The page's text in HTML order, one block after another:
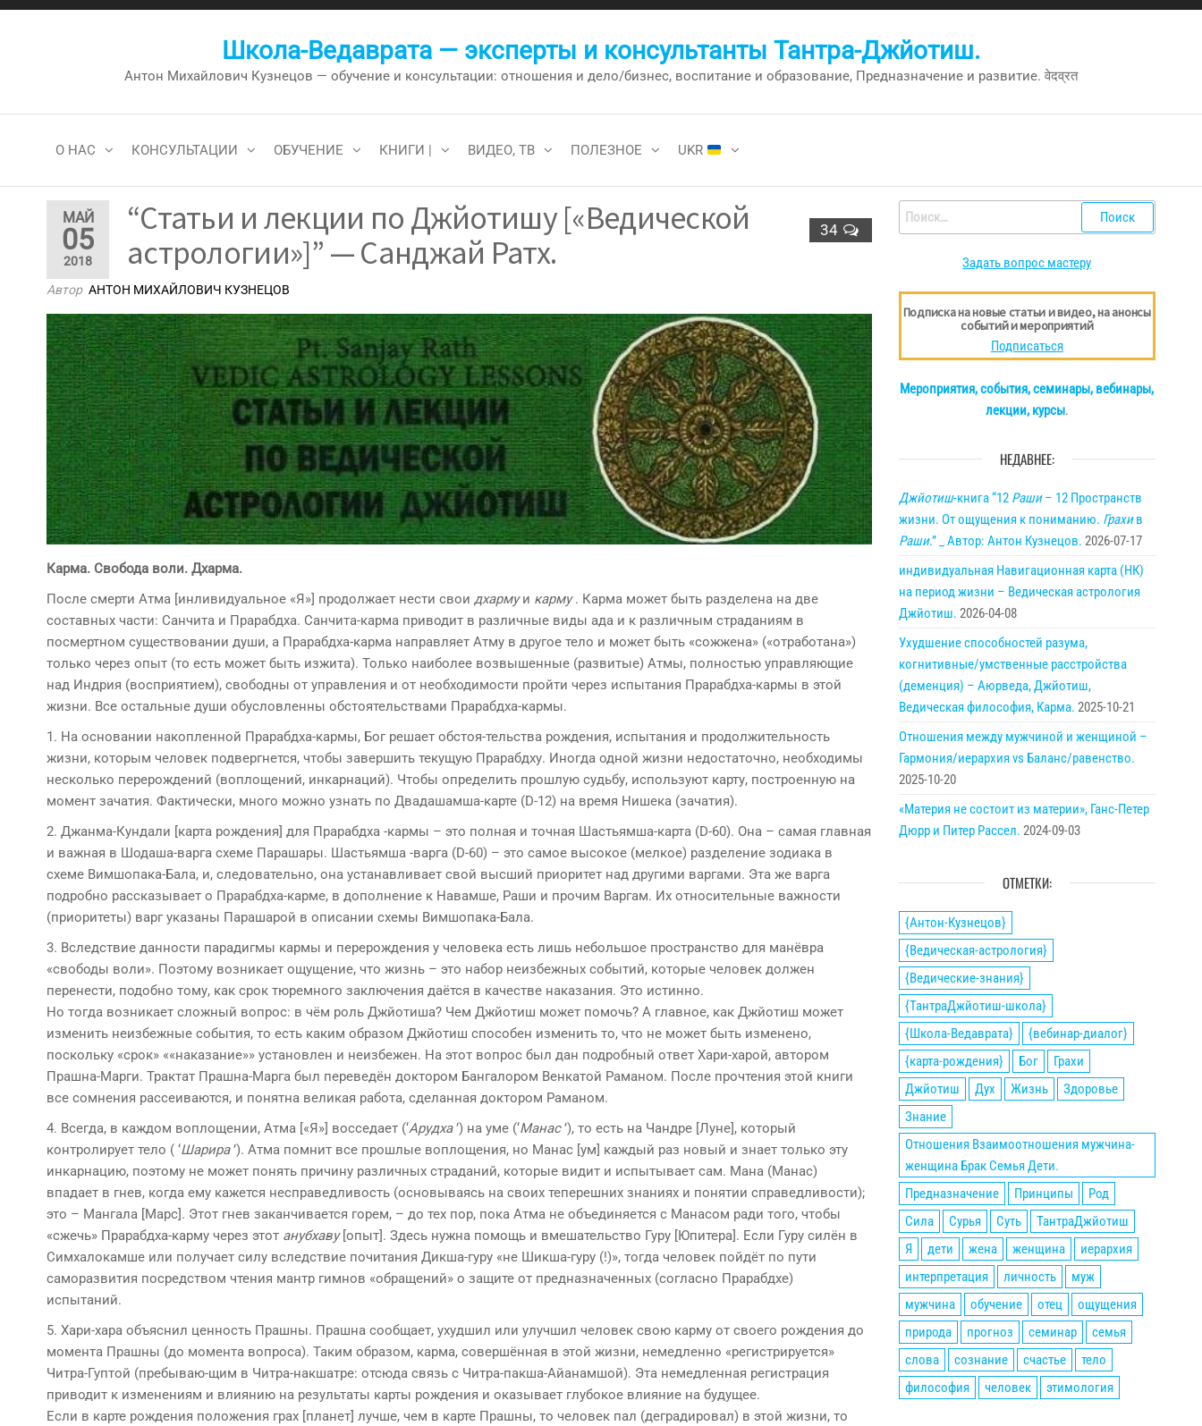
Перейти
Школа-Ведаврата — эксперты и консультанты Тантра-Джйотиш.
Антон Михайлович Кузнецов — обучение и консультации: отношения и дело/бизнес, воспитание и образование, Предназначение и развитие. वेदव्रत
О НАС КОНСУЛЬТАЦИИ ОБУЧЕНИЕ КНИГИ | ВИДЕО, ТВ ПОЛЕЗНОЕ UKR
МАЙ
05
2018
34
“Статьи и лекции по Джйотишу [«Ведической
астрологии»]” — Санджай Ратх.
Автор АНТОН МИХАЙЛОВИЧ КУЗНЕЦОВ
Карма. Свобода воли. Дхарма.
После смерти Атма [инливидуальное «Я»] продолжает нести свои дхармуи карму. Карма может быть разделена на две
составных части: Санчита и Прарабдха. Санчита-карма приводит в различные виды ада и к различным страданиям в
посмертном существовании души, а Прарабдха-карма направляет Атму в другое тело и может быть «сожжена» («отработана»)
только через опыт (то есть может быть изжита). Только наиболее возвышенные (развитые) Атмы, полностью управляющие
над Индрия (восприятием), свободны от управления и от необходимости пройти через испытания Прарабдха-кармы в этой
жизни. Все остальные души обусловленны обстоятельствами Прарабдха-кармы.
1. На основании накопленной Прарабдха-кармы, Бог решает обстоя-тельства рождения, испытания и продолжительность
жизни, которым человек подвергнется, чтобы завершить текущую Прарабдху. Иногда одной жизни недостаточно, необходимы
несколько перерождений (воплощений, инкарнаций). Чтобы определить прошлую судьбу, используют карту, построенную на
момент зачатия. Фактически, много можно узнать по Двадашамша-карте (D-12) на время Нишека (зачатия).
2. Джанма-Кундали [карта рождения] для Прарабдха -кармы – это полная и точная Шастьямша-карта (D-60). Она – самая главная
и важная в Шодаша-варга схеме Парашары. Шастьямша -варга (D-60) – это самое высокое (мелкое) разделение зодиака в
схеме Вимшопака-Бала, и, следовательно, она устанавливает свой высший приоритет над другими варгами. Эта же варга
подробно рассказывает о Прарабдха-карме, в дополнение к Навамше, Раши и прочим Варгам. Их относительные важности
(приоритеты) варг указаны Парашарой в описании схемы Вимшопака-Бала.
3. Вследствие данности парадигмы кармы и перерождения у человека есть лишь небольшое пространство для манёвра
«свободы воли». Поэтому возникает ощущение, что жизнь – это набор неизбежных событий, которые человек должен
перенести, подобно тому, как срок тюремного заключения даётся в качестве наказания. Это истинно.
Но тогда возникает сложный вопрос: в чём роль Джйотиша? Чем Джйотиш может помочь? А главное, как Джйотиш может
изменить неизбежные события, то есть каким образом Джйотиш способен изменить то, что не может быть изменено,
поскольку «срок» ««наказание»» установлен и неизбежен. На этот вопрос был дан подробный ответ Хари-харой, автором
Прашна-Марги. Трактат Прашна-Марга был переведён доктором Бангалором Венкатой Раманом. После прочтения этой книги
все сомнения рассеиваются, и понятна великая работа, сделанная доктором Раманом.
4. Всегда, в каждом воплощении, Атма [«Я»] восседает (‘Арудха’) на уме (‘Манас’), то есть на Чандре [Луне], который
контролирует тело ( ‘Шарира’). Атма помнит все прошлые воплощения, но Манас [ум] каждый раз новый и знает только эту
инкарнацию, поэтому не может понять причину различных страданий, которые видит и испытывает сам. Мана (Манас)
впадает в гнев, когда ему кажется несправедливость (основываясь на своих теперешних знаниях и понятии справедливости);
это – Мангала [Марс]. Этот гнев заканчивается горем, – до тех пор, пока Атма не объединяется с Манасом ради того, чтобы
«сжечь» Прарабдха-карму через этот анубхаву[опыт]. Здесь нужна помощь и вмешательство Гуру [Юпитера]. Если Гуру силён в
Симхалокамше или получает силу вследствие почитания Дикша-гуру «не Шикша-гуру (!)», тогда человек пойдёт по пути
саморазвития посредством чтения мантр гимнов «обращений» о защите от предназначенных (согласно Прарабдхе)
испытаний.
5. Хари-хара объяснил ценность Прашны. Прашна сообщает, ухудшил или улучшил человек свою карму от своего рождения до
момента Прашны (до момента вопроса). Таким образом, карма, совершённая в этой жизни, немедленно «регистрируется»
Читра-Гуптой (пребываю-щим в Читра-накшатре: отсюда связь с Читра-пакша-Айанамшой). Эта немедленная регистрация
приводит к изменениям и влиянию на результаты карты рождения и оказывает глубокое влияние на будущее.
Если в карте рождения положения грах [планет] лучше, чем в карте Прашны, то человек пал (деградировал) в этой жизни, то
Найти:
Задать вопрос мастеру
Подписка на новые статьи и видео, на анонсы
событий и мероприятий
Подписаться
Мероприятия, события, семинары, вебинары,
лекции, курсы.
НЕДАВНЕЕ:
Джйотиш-книга “12 Раши– 12 Пространств
жизни. От ощущения к пониманию. Грахив
Раши.” _ Автор: Антон Кузнецов. 2026-07-17
индивидуальная Навигационная карта (НК)
на период жизни – Ведическая астрология
Джйотиш. 2026-04-08
Ухудшение способностей разума,
когнитивные/умственные расстройства
(деменция) – Аюрведа, Джйотиш,
Ведическая философия, Карма. 2025-10-21
Отношения между мужчиной и женщиной –
Гармония/иерархия vs Баланс/равенство.
2025-10-20
«Материя не состоит из материи», Ганс-Петер
Дюрр и Питер Рассел. 2024-09-03
ОТМЕТКИ:
{Антон-Кузнецов}
{Ведическая-астрология}
{Ведические-знания}
{ТантраДжйотиш-школа}
{Школа-Ведаврата}
{вебинар-диалог}
{карта-рождения}
Бог
Грахи
Джйотиш
Дух Жизнь
Здоровье
Знание
Отношения Взаимоотношения мужчина-
женщина Брак Семья Дети.
Предназначение
Принципы
Род
Сила
Сурья Суть
ТантраДжйотиш
Я
дети жена женщина
иерархия
интерпретация
личность
муж
мужчина
обучение отец
ощущения
природа
прогноз семинар
семья
слова
сознание счастье
тело
философия
человек этимология